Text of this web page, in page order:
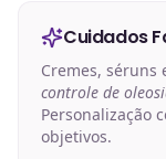
Cuidados
Cremes, séruns
controle de
Personalização
objetivos.